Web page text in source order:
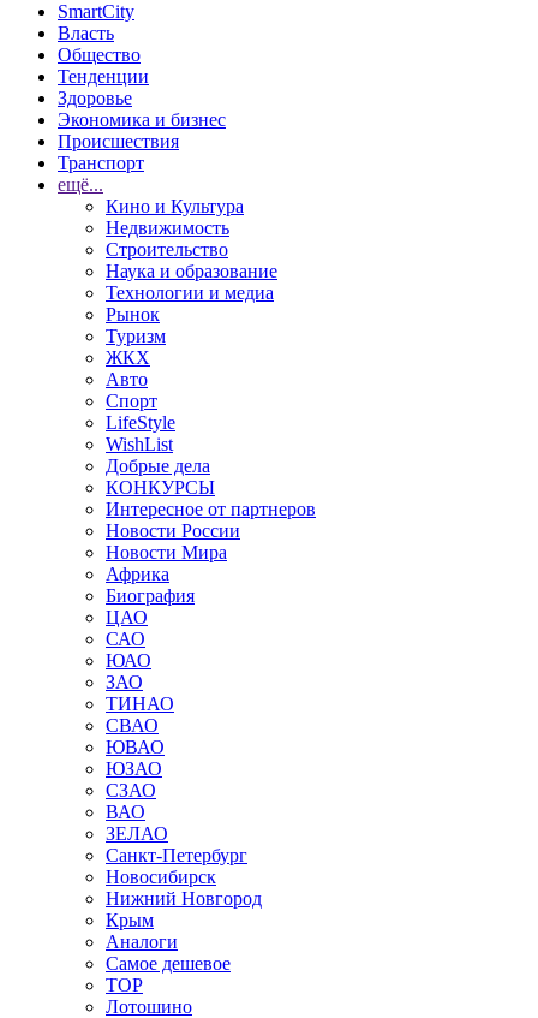
SmartCity
Власть
Общество
Тенденции
Здоровье
Экономика и бизнес
Происшествия
Транспорт
ещё...
Кино и Культура
Недвижимость
Строительство
Наука и образование
Технологии и медиа
Рынок
Туризм
ЖКХ
Авто
Спорт
LifeStyle
WishList
Добрые дела
КОНКУРСЫ
Интересное от партнеров
Новости России
Новости Мира
Африка
Биография
ЦАО
САО
ЮАО
ЗАО
ТИНАО
СВАО
ЮВАО
ЮЗАО
СЗАО
ВАО
ЗЕЛАО
Санкт-Петербург
Новосибирск
Нижний Новгород
Крым
Аналоги
Самое дешевое
TOP
Лотошино